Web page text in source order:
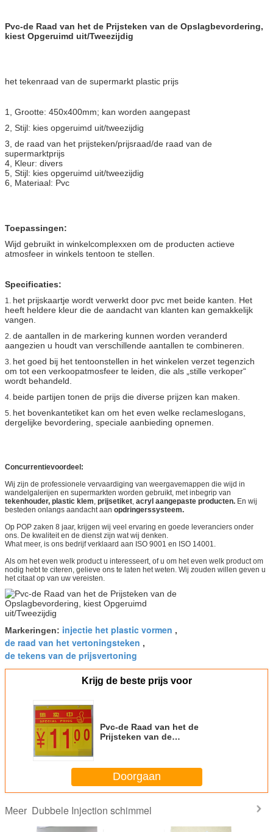
Pvc-de Raad van het de Prijsteken van de Opslagbevordering,
kiest Opgeruimd uit/Tweezijdig
het tekenraad van de supermarkt plastic prijs
1, Grootte: 450x400mm; kan worden aangepast
2, Stijl: kies opgeruimd uit/tweezijdig
3, de raad van het prijsteken/prijsraad/de raad van de
supermarktprijs
4, Kleur: divers
5, Stijl: kies opgeruimd uit/tweezijdig
6, Materiaal: Pvc
Toepassingen:
Wijd gebruikt in winkelcomplexxen om de producten actieve
atmosfeer in winkels tentoon te stellen.
Specificaties:
1. het prijskaartje wordt verwerkt door pvc met beide kanten. Het
heeft heldere kleur die de aandacht van klanten kan gemakkelijk
vangen.
2. de aantallen in de markering kunnen worden veranderd
aangezien u houdt van verschillende aantallen te combineren.
3. het goed bij het tentoonstellen in het winkelen verzet tegenzich
om tot een verkoopatmosfeer te leiden, die als „stille verkoper“
wordt behandeld.
4. beide partijen tonen de prijs die diverse prijzen kan maken.
5. het bovenkantetiket kan om het even welke reclameslogans,
dergelijke bevordering, speciale aanbieding opnemen.
Concurrentievoordeel:
Wij zijn de professionele vervaardiging van weergavemappen die wijd in
wandelgalerijen en supermarkten worden gebruikt, met inbegrip van
tekenhouder, plastic klem, prijsetiket, acryl aangepaste producten. En wij
besteden onlangs aandacht aan opdringerssysteem.
Op POP zaken 8 jaar, krijgen wij veel ervaring en goede leveranciers onder
ons. De kwaliteit en de dienst zijn wat wij denken.
What meer, is ons bedrijf verklaard aan ISO 9001 en ISO 14001.
Als om het even welk product u interesseert, of u om het even welk product om
nodig hebt te citeren, gelieve ons te laten het weten. Wij zouden willen geven u
het citaat op van uw vereisten.
Markeringen: injectie het plastic vormen ,
de raad van het vertoningsteken ,
de tekens van de prijsvertoning
Krijg de beste prijs voor
Pvc-de Raad van het de
Prijsteken van de
Doorgaan
Meer Dubbele Injection schimmel